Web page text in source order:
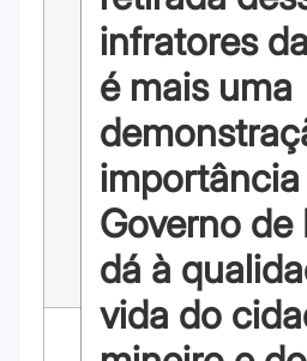
infratores
é mais uma
Governo de
dá à
vida do